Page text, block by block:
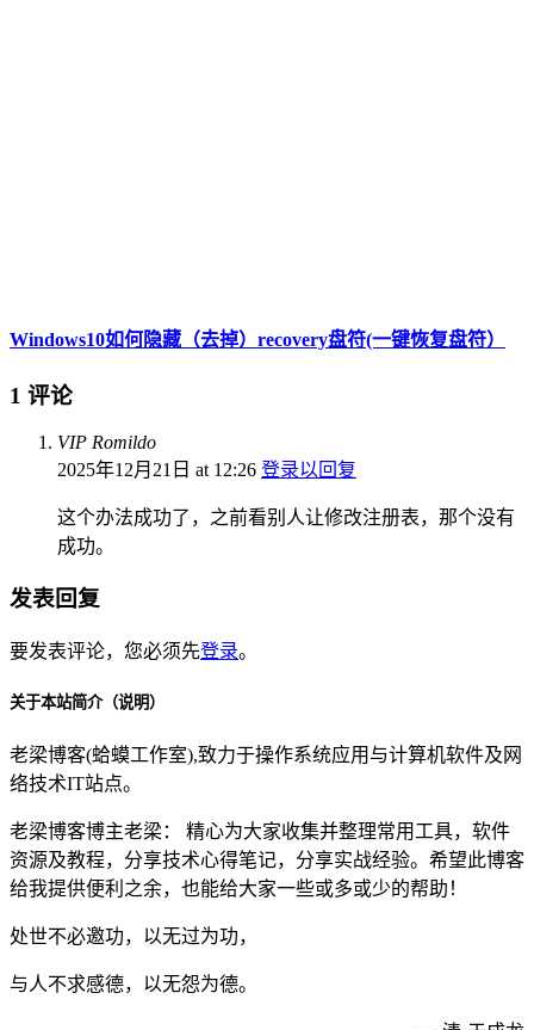
Windows10如何隐藏（去掉）recovery盘符(一键恢复盘符）
1 评论
VIP Romildo
2025年12月21日 at 12:26 登录以回复
这个办法成功了，之前看别人让修改注册表，那个没有
成功。
发表回复
要发表评论，您必须先登录。
关于本站简介（说明）
老梁博客(蛤蟆工作室),致力于操作系统应用与计算机软件及网
络技术IT站点。
老梁博客博主老梁： 精心为大家收集并整理常用工具，软件
资源及教程，分享技术心得笔记，分享实战经验。希望此博客
给我提供便利之余，也能给大家一些或多或少的帮助！
处世不必邀功，以无过为功，
与人不求感德，以无怨为德。